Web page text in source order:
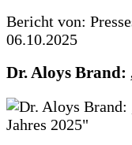
Bericht von:
06.10.2025
Dr. Aloys Brand: